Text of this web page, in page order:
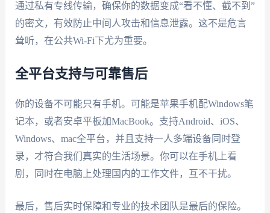
通过私有专线传输，确保你的数据变成“看不懂、截不到”
的密文，有效防止中间人攻击和信息泄露。这不是危言
耸听，在公共Wi-Fi下尤为重要。
全平台支持与可靠售后
你的设备不可能只有手机。可能是苹果手机配Windows笔
记本，或者安卓平板加MacBook。支持Android、iOS、
Windows、mac全平台，并且支持一人多端设备同时登
录，才符合我们真实的生活场景。你可以在手机上看
剧，同时在电脑上处理国内的工作文件，互不干扰。
最后，售后实时保障和专业的技术团队是最后的保险。